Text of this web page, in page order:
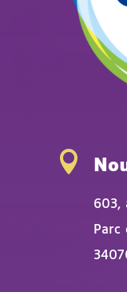

603,
Parc